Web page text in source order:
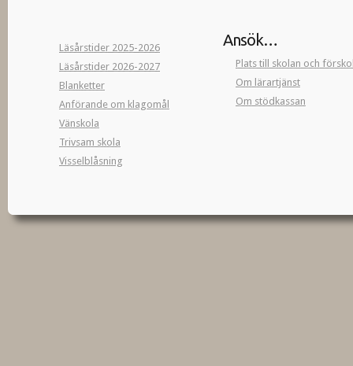
Läsårstider 2025-2026
Läsårstider 2026-2027
Blanketter
Anförande om klagomål
Vänskola
Trivsam skola
Visselblåsning
Ansök…
Plats till skolan och
Om lärartjänst
Om stödkassan